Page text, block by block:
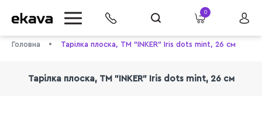
0
Головна Тарілка плоска, ТМ "INKER" Iris dots mint, 26 см
Тарілка плоска, ТМ "INKER" Iris dots mint, 26 см